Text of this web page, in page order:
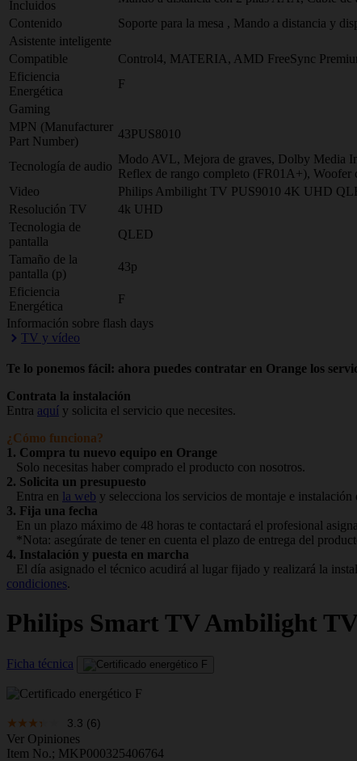
Incluidos
Contenido
Soporte para la mesa , Mando a distancia y
Asistente inteligente
Compatible
Control4, MATERIA, AMD FreeSync
Eficiencia
Energética
F
Gaming
MPN (Manufacturer
Part Number)
43PUS8010
Tecnología de audio
Modo AVL, Mejora de graves, Dolby Media
Reflex de rango completo (FR01A+),
Video
Philips Ambilight TV PUS9010 4K UHD
Resolución TV
4k UHD
Tecnologia de
pantalla
QLED
Tamaño de la
pantalla (p)
43p
Eficiencia
Energética
F
Información sobre flash days
TV y vídeo
Te lo ponemos fácil: ahora puedes contratar en Orange los
Contrata la instalación
Entra aquí y solicita el servicio que necesites.
¿Cómo funciona?
1. Compra tu nuevo equipo en Orange
Solo necesitas haber comprado el producto con nosotros.
2. Solicita un presupuesto
Entra en la web y selecciona los servicios de montaje e instalación
3. Fija una fecha
En un plazo máximo de 48 horas te contactará el profesional
*Nota: asegúrate de tener en cuenta el plazo de entrega del
4. Instalación y puesta en marcha
El día asignado el técnico acudirá al lugar fijado y realizará la
condiciones.
Philips Smart TV Ambilight
Ficha técnica
3.3 (6)
Ver Opiniones
Item No.; MKP000325406764